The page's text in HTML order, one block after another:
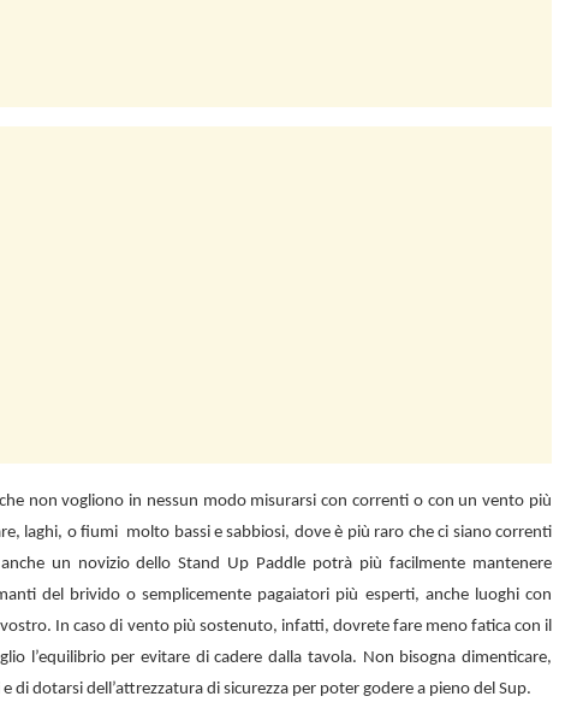
non vogliono in nessun modo misurarsi con correnti o con un vento più
laghi, o fiumi molto bassi e sabbiosi, dove è più raro che ci siano correnti
un novizio delloStand Up Paddle potrà più facilmente mantenere
del brivido o semplicemente pagaiatori più esperti, anche luoghi con
In caso di vento più sostenuto, infatti, dovrete fare meno fatica con il
l’equilibrio per evitare di cadere dalla tavola. Non bisogna dimenticare,
di dotarsi dell’attrezzatura di sicurezza per poter godere a pieno del Sup.